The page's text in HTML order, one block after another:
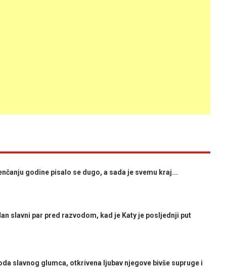
godine pisalo se dugo, a sada je svemu kraj...
slavni par pred razvodom, kad je Katy je posljednji put
slavnog glumca, otkrivena ljubav njegove bivše supruge i